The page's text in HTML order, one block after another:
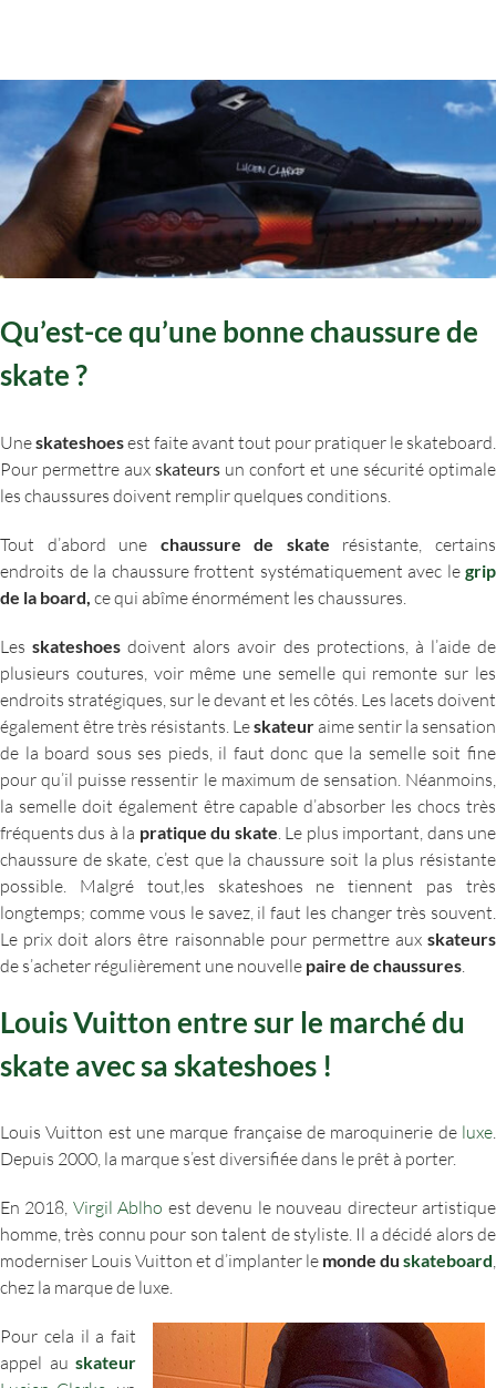
Qu’est-ce qu’une bonne chaussure de
skate ?
Uneskateshoesest faite avant tout pour pratiquer le skateboard.
Pour permettre aux skateurs un confort et une sécurité optimale
les chaussures doivent remplir quelques conditions.
Tout d’abord une chaussure de skate résistante, certains
endroits de la chaussure frottent systématiquement avec le grip
de la board, ce qui abîme énormément les chaussures.
Lesskateshoes doivent alors avoir des protections, à l’aide de
plusieurs coutures, voir même une semelle qui remonte sur les
endroits stratégiques, sur le devant et les côtés. Les lacets doivent
également être très résistants. Leskateur aime sentir la sensation
de la board sous ses pieds, il faut donc que la semelle soit fine
pour qu’il puisse ressentir le maximum de sensation. Néanmoins,
la semelle doit également être capable d’absorber les chocs très
fréquents dus à la pratique du skate . Le plus important, dans une
chaussure de skate, c’est que la chaussure soit la plus résistante
possible. Malgré tout,les skateshoes ne tiennent pas très
longtemps; comme vous le savez, il faut les changer très souvent.
Le prix doit alors être raisonnable pour permettre aux skateurs
de s’acheter régulièrement une nouvelle paire de chaussures
Louis Vuitton entre sur le marché du
skate avec sa skateshoes !
Louis Vuitton est une marque française de maroquinerie de luxe.
Depuis 2000, la marque s’est diversifiée dans le prêt à porter.
En 2018, Virgil Ablho est devenu le nouveau directeur artistique
homme, très connu pour son talent de styliste. Il a décidé alors de
moderniser Louis Vuitton et d’implanter le monde du skateboard,
chez la marque de luxe.
Pour cela il a fait
appel au skateur